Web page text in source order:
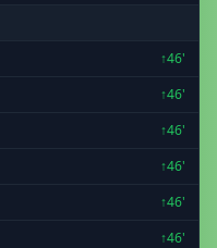
↑46'
↑46'
↑46'
↑46'
↑46'
↑46'